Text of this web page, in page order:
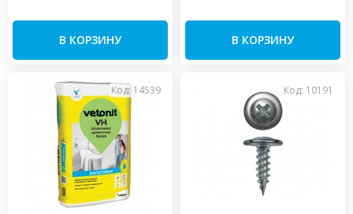
В КОРЗИНУ В КОРЗИНУ
Код: 14539 Код: 10191